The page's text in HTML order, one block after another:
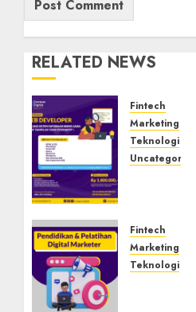
RELATED NEWS
Fintech
Marketing
Teknologi
Uncategorized
BNSP
Sukabumi
Fintech
Marketing
Teknologi